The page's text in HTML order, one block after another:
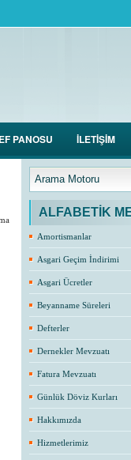
PANOSU İLETİŞİM
ALFABETİK
Amortismanlar
Asgari Geçim İndirimi
Asgari Ücretler
Beyanname Süreleri
Defterler
Dernekler Mevzuatı
Fatura Mevzuatı
Günlük Döviz Kurları
Hakkımızda
Hizmetlerimiz